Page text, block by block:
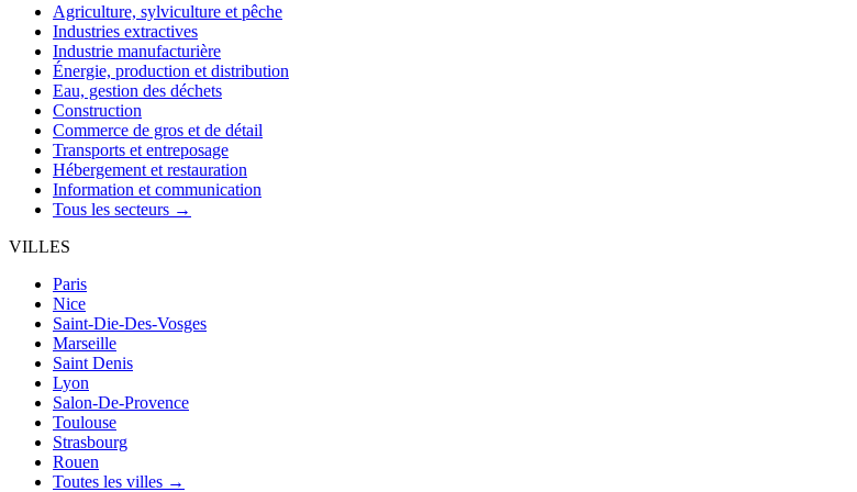
Agriculture, sylviculture et pêche
Industries extractives
Industrie manufacturière
Énergie, production et distribution
Eau, gestion des déchets
Construction
Commerce de gros et de détail
Transports et entreposage
Hébergement et restauration
Information et communication
Tous les secteurs →
VILLES
Paris
Nice
Saint-Die-Des-Vosges
Marseille
Saint Denis
Lyon
Salon-De-Provence
Toulouse
Strasbourg
Rouen
Toutes les villes →